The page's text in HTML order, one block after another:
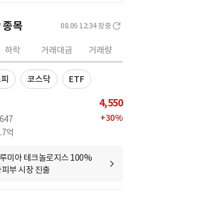
목 08.06 12:34 장중
하락 거래대금 거래량
코스닥 ETF
억
4,550
+30%
미아 테크놀로지스 100%
부 시장 진출